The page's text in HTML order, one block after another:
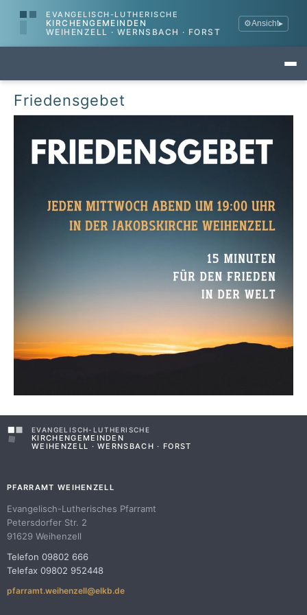
EVANGELISCH-LUTHERISCHE
KIRCHENGEMEINDEN
WEIHENZELL · WERNSBACH · FORST
⚙Ansicht▸
Friedensgebet
EVANGELISCH-LUTHERISCHE
KIRCHENGEMEINDEN
WEIHENZELL · WERNSBACH · FORST
PFARRAMT WEIHENZELL
Evangelisch-Lutherisches Pfarramt
Petersdorfer Str. 2
91629 Weihenzell
Telefon 09802 666
Telefax 09802 952448
pfarramt.weihenzell@elkb.de